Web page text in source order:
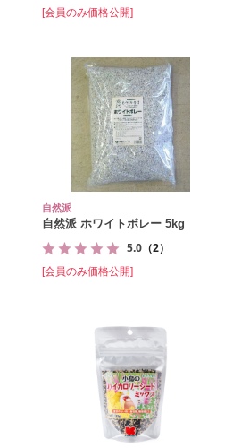
[会員のみ価格公開]
自然派
自然派 ホワイトボレー 5kg
5.0 （2）
[会員のみ価格公開]